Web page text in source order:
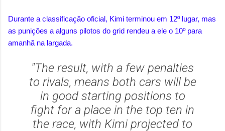
Durante a classificação oficial, Kimi terminou em 12º lugar, mas
as punições a alguns pilotos do grid rendeu a ele o 10º para
amanhã na largada.
"The result, with a few penalties
to rivals, means both cars will be
in good starting positions to
fight for a place in the top ten in
the race, with Kimi projected to